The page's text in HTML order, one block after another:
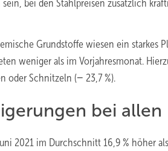
bei den Stahlpreisen zusätzlich
Grundstoffe wiesen ein starkes
weniger als im Vorjahresmonat.
oder Schnitzeln (− 23,7 %).
bei
2021 im Durchschnitt 16,9 % höher